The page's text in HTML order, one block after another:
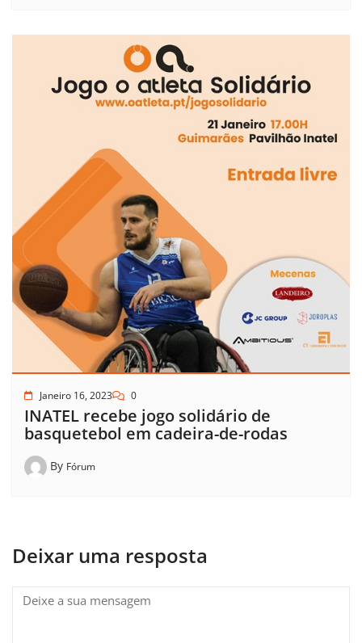
Janeiro 16, 2023 0
INATEL recebe jogo solidário de
basquetebol em cadeira-de-rodas
By Fórum
Deixar uma resposta